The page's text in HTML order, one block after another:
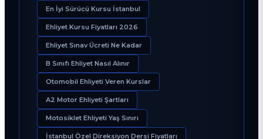
En İyi Sürücü Kursu İstanbul
Ehliyet Kursu Fiyatları 2026
Ehliyet Sınav Ücreti Ne Kadar
B Sınıfı Ehliyet Nasıl Alınır
Otomobil Ehliyeti Veren Kurslar
A2 Motor Ehliyeti Şartları
Motosiklet Ehliyeti Yaş Sınırı
İstanbul Özel Direksiyon Dersi Fiyatları